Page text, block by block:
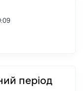
період